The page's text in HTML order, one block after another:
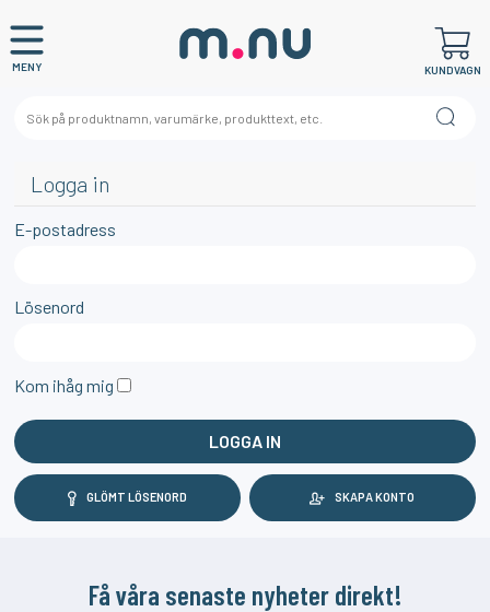
MENY KUNDVAGN
Logga in
E-postadress
Lösenord
Kom ihåg mig
GLÖMT LÖSENORD SKAPA KONTO
Få våra senaste nyheter direkt!